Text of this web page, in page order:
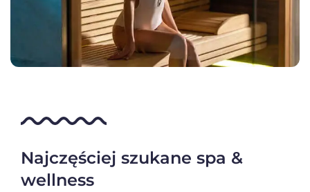
Najczęściej szukane spa &
wellness